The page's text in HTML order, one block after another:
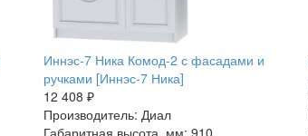
Иннэс-7 Ника Комод-2 с фасадами и
ручками [Иннэс-7 Ника]
12 408 ₽
Производитель: Диал
Габаритная высота, мм: 910